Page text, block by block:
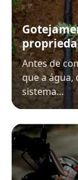
Antes de
que a água,
sistema…